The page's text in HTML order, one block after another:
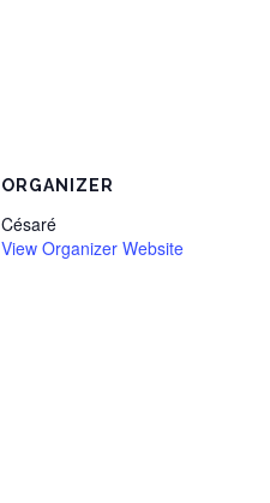
ORGANIZER
Césaré
View Organizer Website